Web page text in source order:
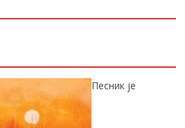
Песник је